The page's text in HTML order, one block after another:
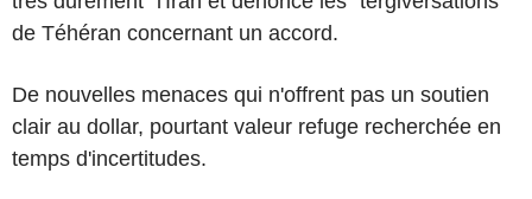
de Téhéran concernant un accord.
De nouvelles menaces qui n'offrent pas un soutien
clair au dollar, pourtant valeur refuge recherchée en
temps d'incertitudes.